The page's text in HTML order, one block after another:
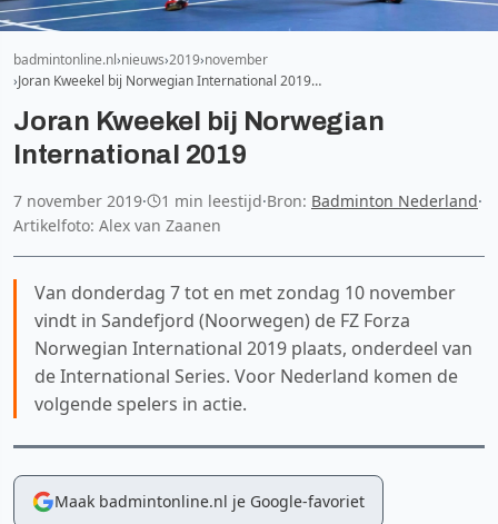
badmintonline.nl nieuws 2019 november
Joran Kweekel bij Norwegian International 2019…
Joran Kweekel bij Norwegian
International 2019
7 november 2019· 1 min leestijd·Bron: Badminton Nederland·
Artikelfoto: Alex van Zaanen
Van donderdag 7 tot en met zondag 10 november
vindt in Sandefjord (Noorwegen) de FZ Forza
Norwegian International 2019 plaats, onderdeel van
de International Series. Voor Nederland komen de
volgende spelers in actie.
Maak badmintonline.nl je Google-favoriet